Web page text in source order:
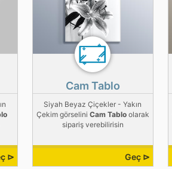
⊳
Cam Tablo
Siyah Beyaz Çiçekler - Yakın
Çekim görselini Cam Tabloolarak
sipariş verebilirisin
Geç ⊳